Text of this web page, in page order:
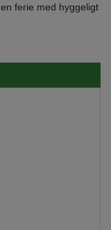
ferie med hyggeligt